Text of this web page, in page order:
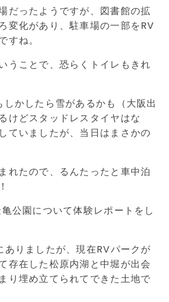
だったようですが、図書館の拡
変化があり、駐車場の一部をRV
すね。
うことで、恐らくトイレもきれ
かしたら雪があるかも（大阪出
けどスタッドレスタイヤはな
ていましたが、当日はまさかの
れたので、るんたったと車中泊
公園について体験レポートをし
ありましたが、現在RVパークが
存在した松原内湖と中堀が出会
り埋め立てられてできた土地で